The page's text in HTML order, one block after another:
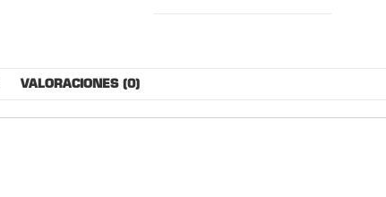
VALORACIONES (0)